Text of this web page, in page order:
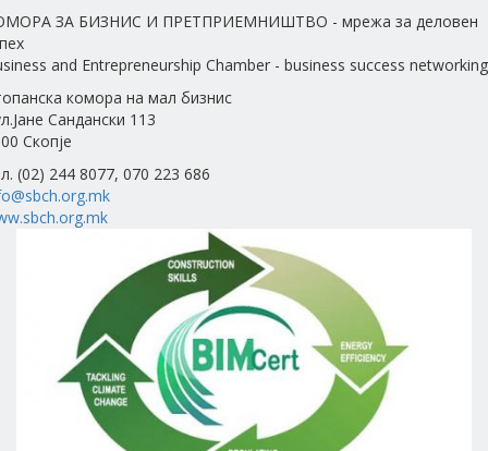
ЗА БИЗНИС И ПРЕТПРИЕМНИШТВО - мрежа за деловен
and Entrepreneurship Chamber - business success networking
комора на мал бизнис
Сандански 113
Скопје
(02) 244 8077, 070 223 686